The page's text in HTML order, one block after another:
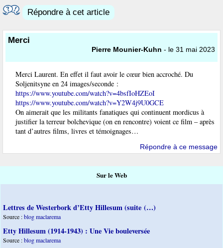
Répondre à cet article
Merci
Pierre Mounier-Kuhn - le 31 mai 2023
Merci Laurent. En effet il faut avoir le cœur bien accroché. Du
Soljenitsyne en 24 images/seconde :
https://www.youtube.com/watch?v=4bsfIoHZEoI
https://www.youtube.com/watch?v=Y2W4j9U0GCE
On aimerait que les militants fanatiques qui continuent mordicus à
justifier la terreur bolchevique (on en rencontre) voient ce film – après
tant d’autres films, livres et témoignages…
Répondre à ce message
Sur le Web
Lettres de Westerbork d’Etty Hillesum (suite (…)
Source :blog maclarema
Etty Hillesum (1914-1943) : Une Vie bouleversée
Source :blog maclarema